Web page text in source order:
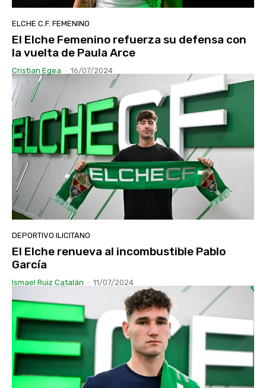
ELCHE C.F. FEMENINO
El Elche Femenino refuerza su defensa con
la vuelta de Paula Arce
Cristian Egea - 16/07/2024
DEPORTIVO ILICITANO
El Elche renueva al incombustible Pablo
García
Ismael Ruiz Catalán - 11/07/2024